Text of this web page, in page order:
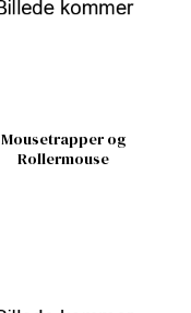
Mousetrapper og
Rollermouse